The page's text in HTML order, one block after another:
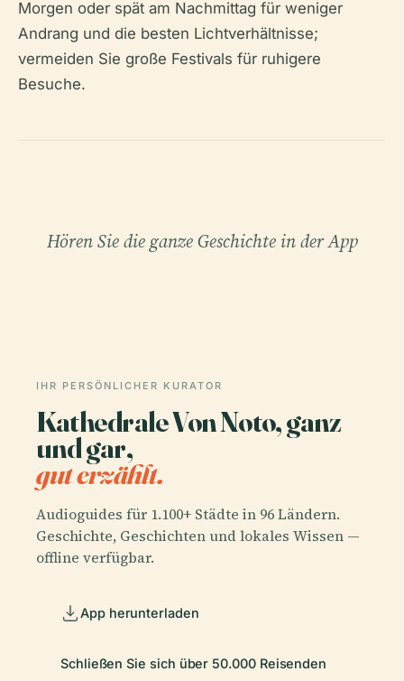
Morgen oder spät am Nachmittag für weniger
Andrang und die besten Lichtverhältnisse;
vermeiden Sie große Festivals für ruhigere
Besuche.
Hören Sie die ganze Geschichte in der App
IHR PERSÖNLICHER KURATOR
Kathedrale Von Noto, ganz
und gar,
gut erzählt.
Audioguides für 1.100+ Städte in 96 Ländern.
Geschichte, Geschichten und lokales Wissen —
offline verfügbar.
App herunterladen
Schließen Sie sich über 50.000 Reisenden